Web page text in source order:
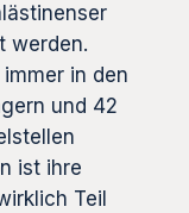
werden.
in den
und 42
ist ihre
Teil